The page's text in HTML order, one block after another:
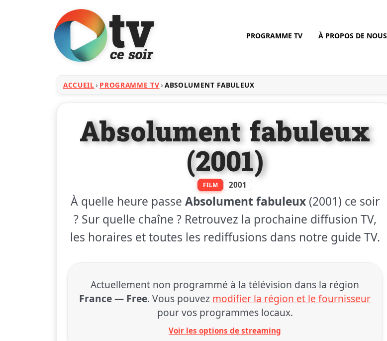
PROGRAMME TV À PROPOS DE NOUS
ACCUEIL PROGRAMME TV ABSOLUMENT FABULEUX
Absolument fabuleux
(2001)
FILM 2001
À quelle heure passe Absolument fabuleux(2001) ce soir
? Sur quelle chaîne ? Retrouvez la prochaine diffusion TV,
les horaires et toutes les rediffusions dans notre guide TV.
Actuellement non programmé à la télévision dans la région
France — Free. Vous pouvez modifier la région et le fournisseur
pour vos programmes locaux.
Voir les options de streaming